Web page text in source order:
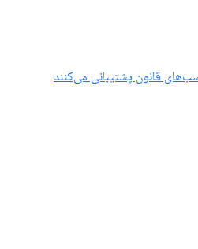
قانون پشتیبانی می‌کنند